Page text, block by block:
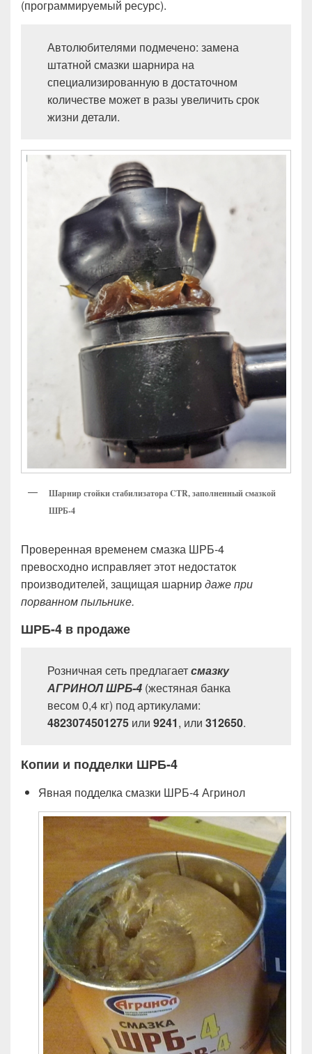
(программируемый ресурс).
Автолюбителями подмечено: замена
штатной смазки шарнира на
специализированную в достаточном
количестве может в разы увеличить срок
жизни детали.
Шарнир стойки стабилизатора CTR, заполненный смазкой
ШРБ-4
Проверенная временем смазка ШРБ-4
превосходно исправляет этот недостаток
производителей, защищая шарнирдаже при
порванном пыльнике.
ШРБ-4 в продаже
Розничная сеть предлагаетсмазку
АГРИНОЛ ШРБ-4 (жестяная банка
весом 0,4 кг) под артикулами:
4823074501275 или 9241, или 312650.
Копии и подделки ШРБ-4
Явная подделка смазки ШРБ-4 Агринол